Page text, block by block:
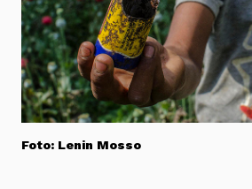
Foto: Lenin Mosso